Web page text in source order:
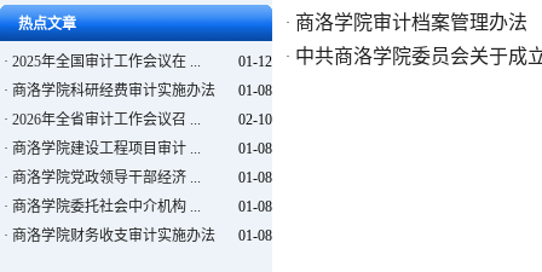
热点文章
· 2025年全国审计工作会议在 ...
01-12
· 商洛学院科研经费审计实施办法
01-08
· 2026年全省审计工作会议召 ...
02-10
· 商洛学院建设工程项目审计 ...
01-08
· 商洛学院党政领导干部经济 ...
01-08
· 商洛学院委托社会中介机构 ...
01-08
· 商洛学院财务收支审计实施办法 01-08
· 商洛学院审计档案管理办法
· 中共商洛学院委员会关于成